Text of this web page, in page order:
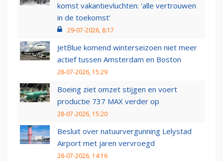
komst vakantievluchten: 'alle vertrouwen
in de toekomst'
29-07-2026, 8:17
JetBlue komend winterseizoen niet meer
actief tussen Amsterdam en Boston
28-07-2026, 15:29
Boeing ziet omzet stijgen en voert
productie 737 MAX verder op
28-07-2026, 15:20
Besluit over natuurvergunning Lelystad
Airport met jaren vervroegd
28-07-2026, 14:16